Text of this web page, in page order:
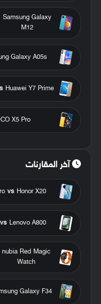
Samsung Galaxy
M12
Galaxy A05s
Huawei Y7 Prime
X5 Pro
آخر المقارنات
Honor X20
vs
Lenovo A800
vs
nubia Red Magic
Watch
Galaxy F34